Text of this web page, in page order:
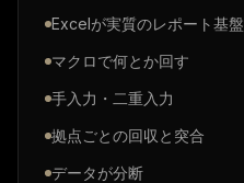
Excelが実質のレポート基盤
マクロで何とか回す
手入力・二重入力
拠点ごとの回収と突合
データが分断